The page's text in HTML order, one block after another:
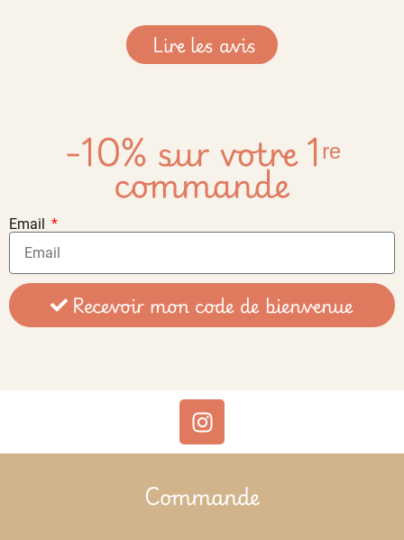
Lire les avis
-10% sur votre 1ʳᵉ
commande
Email
Recevoir mon code de bienvenue
Commande